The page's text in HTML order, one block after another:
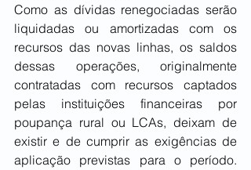
Como as dívidas renegociadas serão
liquidadas ou amortizadas com os
recursos das novas linhas, os saldos
dessas operações, originalmente
contratadas com recursos captados
pelas instituições financeiras por
poupança rural ou LCAs, deixam de
existir e de cumprir as exigências de
aplicação previstas para o período.